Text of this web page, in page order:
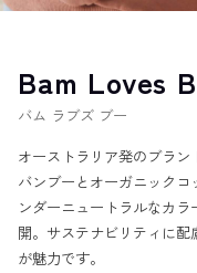
Bam Loves
バム ラブズ ブー
オーストラリア発のブラン
バンブーとオーガニック
ンダーニュートラルなカ
開。サステナビリティに
が魅力です。